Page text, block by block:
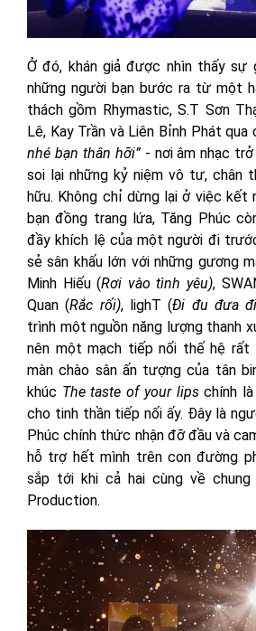
Ở đó, khán giả được nhìn thấy sự
những người bạn bước ra từ một
thách gồm Rhymastic, S.T Sơn
Lê, Kay Trần và Liên Bỉnh Phát qua
nhé bạn thân hỡi”- nơi âm nhạc
soi lại những kỷ niệm vô tư, chân
hữu. Không chỉ dừng lại ở việc kết
bạn đồng trang lứa, Tăng Phúc
đầy khích lệ của một người đi
sẻ sân khấu lớn với những gương
Minh Hiếu (Rơi vào tình yêu),
Quan (Rắc rối), lighT (Đi đu đưa
trình một nguồn năng lượng thanh
nên một mạch tiếp nối thế hệ rất
màn chào sân ấn tượng của tân
khúc The taste of your lipschính là
cho tinh thần tiếp nối ấy. Đây là
Phúc chính thức nhận đỡ đầu và
hỗ trợ hết mình trên con đường
sắp tới khi cả hai cùng về chung
Production.